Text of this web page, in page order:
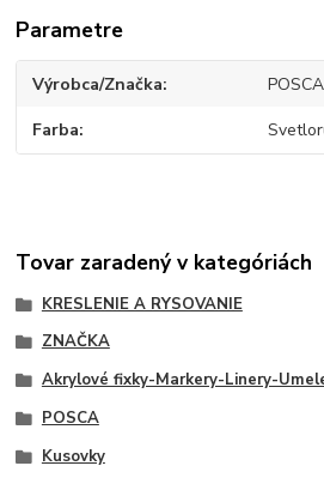
Parametre
Výrobca/Značka POSCA
Farba
Tovar zaradený v kategóriách
KRESLENIE A RYSOVANIE
ZNAČKA
Akrylové fixky-Markery-Linery-
POSCA
Kusovky